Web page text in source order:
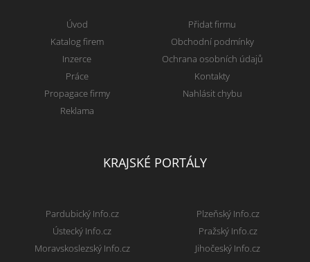
Úvod
Katalog firem
Inzerce
Práce
Propagace firmy
Reklama
Přidat firmu
Obchodní podmínky
Ochrana osobních údajů
Kontakty
Nahlásit chybu
KRAJSKÉ PORTÁLY
Pardubický Info.cz
Ústecký Info.cz
Moravskoslezský Info.cz
Plzeňský Info.cz
Pražský Info.cz
Jihočeský Info.cz